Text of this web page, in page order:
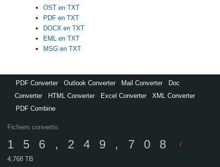
OST en TXT
PDF en TXT
DOCX en TXT
EML en TXT
MSG en TXT
PDF Converter Outlook Converter Mail Converter
Doc
Converter
HTML Converter Excel Converter XML Converter
PDF Combine
Fichiers convertis:
156,249,708
/
4,768 TB